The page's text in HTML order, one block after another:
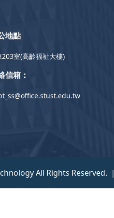
地點
203室(高齡福祉大樓)
信箱：
All Rights Reserved. ｜